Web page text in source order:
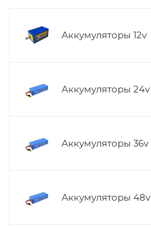
Аккумуляторы 12v
Аккумуляторы 24v
Аккумуляторы 36v
Аккумуляторы 48v